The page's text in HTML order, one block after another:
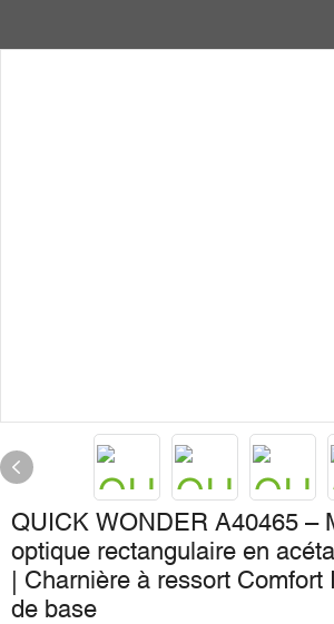
QUICK WONDER A40465 –
optique rectangulaire en
| Charnière à ressort Comfort
de base